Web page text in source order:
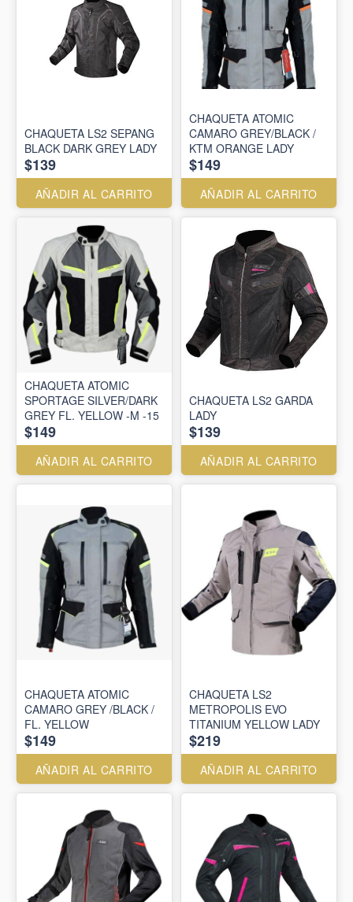
CHAQUETA LS2 SEPANG
BLACK DARK GREY LADY
$139
AÑADIR AL CARRITO
CHAQUETA ATOMIC
CAMARO GREY/BLACK /
KTM ORANGE LADY
$149
AÑADIR AL CARRITO
CHAQUETA ATOMIC
SPORTAGE SILVER/DARK
GREY FL. YELLOW -M -15
$149
AÑADIR AL CARRITO
CHAQUETA LS2 GARDA
LADY
$139
AÑADIR AL CARRITO
CHAQUETA ATOMIC
CAMARO GREY /BLACK /
FL. YELLOW
$149
AÑADIR AL CARRITO
CHAQUETA LS2
METROPOLIS EVO
TITANIUM YELLOW LADY
$219
AÑADIR AL CARRITO